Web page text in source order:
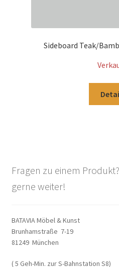
Sideboard Teak/
Fragen zu einem
gerne weiter!
BATAVIA Möbel & Kunst
Brunhamstraße 7-19
81249 München
( 5 Geh-Min. zur S-Bahnstation S8)